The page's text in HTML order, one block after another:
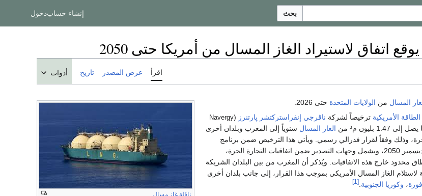
بحث إنشاء حسابدخول
اتفاق لاستيراد الغاز المسال من أمريكا حتى 2050
اقرأ عرض المصدر تاريخ أدوات
ناقلة غاز مسال.
المسال من الولايات المتحدة حتى 2026.
الأمريكية ترخيصاً لشركة ناڤرجي إنفراستركتشر پارتنرز (
Navergy
1.47 بليون م³ من الغاز المسال سنوياً إلى المغرب وبلدان أخرى
وذلك وفقاً لقرار فدرالي رسمي. ويأتي هذا الترخيص ضمن برنامج
تصدير طويل الأجل يمتد حتى 31 ديسمبر 2050، ويشمل وجهات التصدير ضمن اتفاقيات التجارة الحرة،
محدود خارج هذه الاتفاقيات. ويُذكر أن المغرب من بين البلدان الشريكة
لاستلام الغاز المسال الأمريكي بموجب هذا القرار، إلى جانب بلدان أخرى
، وكوريا الجنوبية [1]